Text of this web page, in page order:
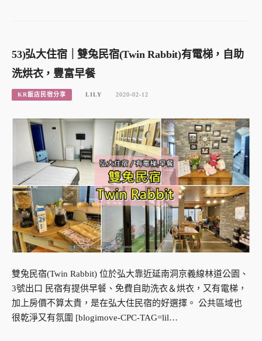
53)弘大住宿｜雙兔民宿(Twin Rabbit)有電梯，自助
洗烘衣，豐富早餐
KR飯店民宿分享 LILY 2020-02-12
雙兔民宿(Twin Rabbit) 位於弘大靠近延南洞京義線林道公園、
3號出口 民宿有提供早餐、免費自助洗衣＆烘衣，又有電梯，
加上房價不算太貴，是在弘大住民宿的好選擇。 公共區域也
很乾淨又有氛圍 [blogimove-CPC-TAG=lil…